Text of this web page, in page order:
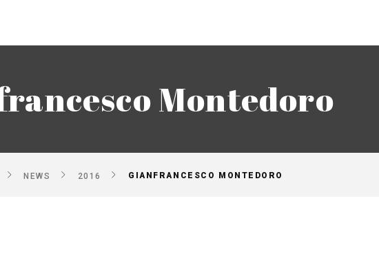
Montedoro
NEWS 2016 GIANFRANCESCO MONTEDORO